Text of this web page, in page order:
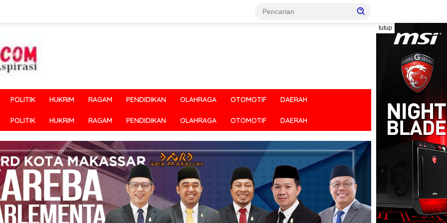
tutup
POLITIK HUKRIM RAGAM PENDIDIKAN OLAHRAGA OTOMOTIF DAERAH
POLITIK HUKRIM RAGAM PENDIDIKAN OLAHRAGA OTOMOTIF DAERAH